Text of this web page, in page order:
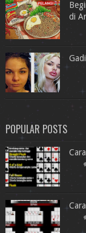
di
POPULAR POSTS